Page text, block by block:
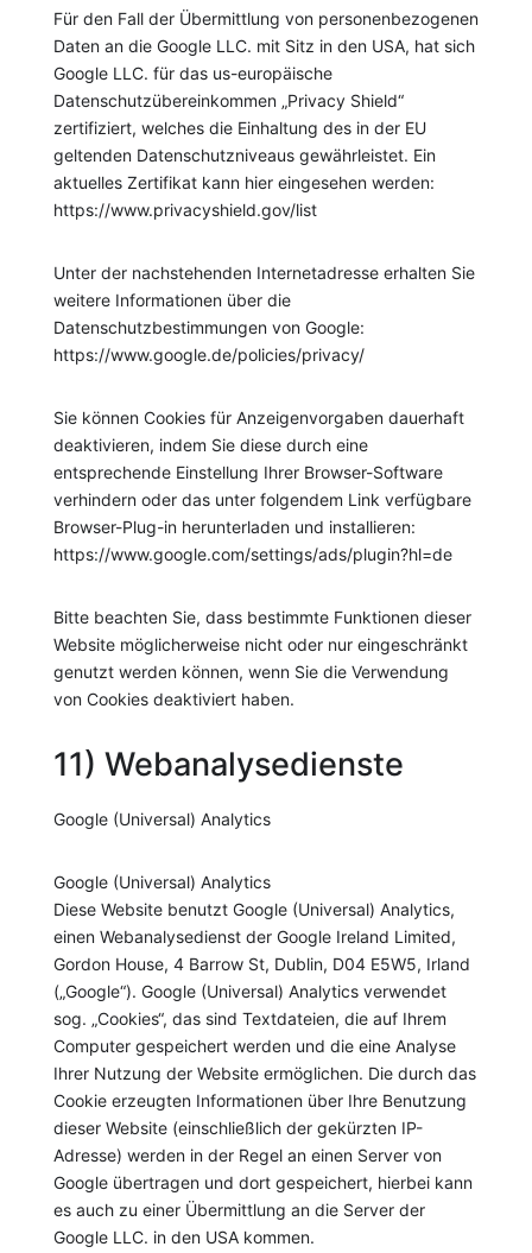
Für den Fall der Übermittlung von personenbezogenen
Daten an die Google LLC. mit Sitz in den USA, hat sich
Google LLC. für das us-europäische
Datenschutzübereinkommen „Privacy Shield“
zertifiziert, welches die Einhaltung des in der EU
geltenden Datenschutzniveaus gewährleistet. Ein
aktuelles Zertifikat kann hier eingesehen werden:
https://www.privacyshield.gov/list
Unter der nachstehenden Internetadresse erhalten Sie
weitere Informationen über die
Datenschutzbestimmungen von Google:
https://www.google.de/policies/privacy/
Sie können Cookies für Anzeigenvorgaben dauerhaft
deaktivieren, indem Sie diese durch eine
entsprechende Einstellung Ihrer Browser-Software
verhindern oder das unter folgendem Link verfügbare
Browser-Plug-in herunterladen und installieren:
https://www.google.com/settings/ads/plugin?hl=de
Bitte beachten Sie, dass bestimmte Funktionen dieser
Website möglicherweise nicht oder nur eingeschränkt
genutzt werden können, wenn Sie die Verwendung
von Cookies deaktiviert haben.
11) Webanalysedienste
Google (Universal) Analytics
Google (Universal) Analytics
Diese Website benutzt Google (Universal) Analytics,
einen Webanalysedienst der Google Ireland Limited,
Gordon House, 4 Barrow St, Dublin, D04 E5W5, Irland
(„Google“). Google (Universal) Analytics verwendet
sog. „Cookies“, das sind Textdateien, die auf Ihrem
Computer gespeichert werden und die eine Analyse
Ihrer Nutzung der Website ermöglichen. Die durch das
Cookie erzeugten Informationen über Ihre Benutzung
dieser Website (einschließlich der gekürzten IP-
Adresse) werden in der Regel an einen Server von
Google übertragen und dort gespeichert, hierbei kann
es auch zu einer Übermittlung an die Server der
Google LLC. in den USA kommen.